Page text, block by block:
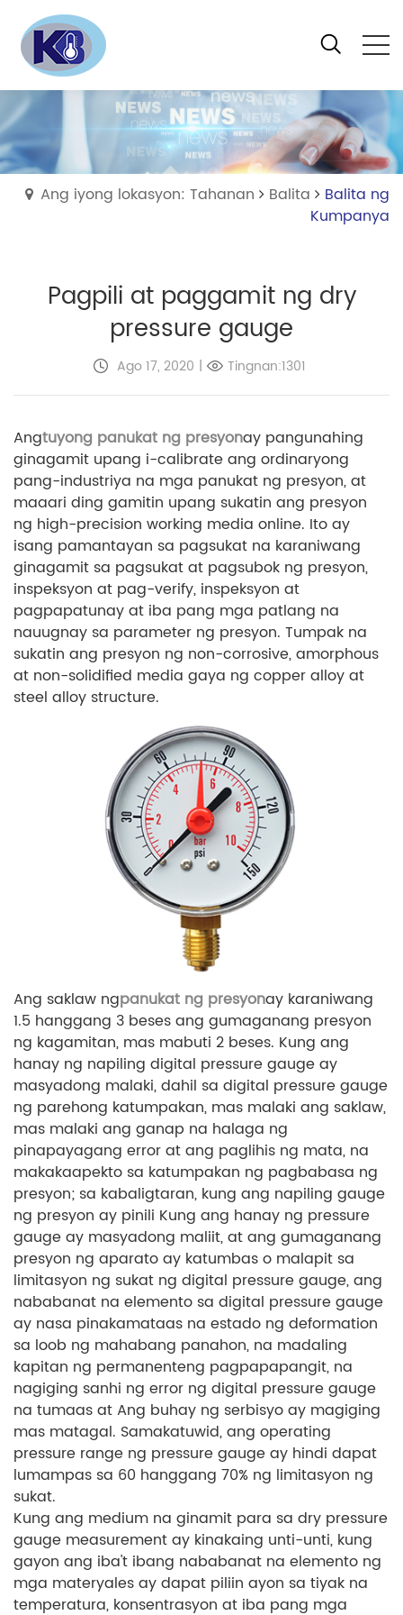
Ang iyong lokasyon: Tahanan Balita
Balita ng
Kumpanya
Pagpili at paggamit ng dry
pressure gauge
Ago 17, 2020 | Tingnan:1301
Angtuyong panukat ng presyonay pangunahing
ginagamit upang i-calibrate ang ordinaryong
pang-industriya na mga panukat ng presyon, at
maaari ding gamitin upang sukatin ang presyon
ng high-precision working media online. Ito ay
isang pamantayan sa pagsukat na karaniwang
ginagamit sa pagsukat at pagsubok ng presyon,
inspeksyon at pag-verify, inspeksyon at
pagpapatunay at iba pang mga patlang na
nauugnay sa parameter ng presyon. Tumpak na
sukatin ang presyon ng non-corrosive, amorphous
at non-solidified media gaya ng copper alloy at
steel alloy structure.
Ang saklaw ngpanukat ng presyonay karaniwang
1.5 hanggang 3 beses ang gumaganang presyon
ng kagamitan, mas mabuti 2 beses. Kung ang
hanay ng napiling digital pressure gauge ay
masyadong malaki, dahil sa digital pressure gauge
ng parehong katumpakan, mas malaki ang saklaw,
mas malaki ang ganap na halaga ng
pinapayagang error at ang paglihis ng mata, na
makakaapekto sa katumpakan ng pagbabasa ng
presyon; sa kabaligtaran, kung ang napiling gauge
ng presyon ay pinili Kung ang hanay ng pressure
gauge ay masyadong maliit, at ang gumaganang
presyon ng aparato ay katumbas o malapit sa
limitasyon ng sukat ng digital pressure gauge, ang
nababanat na elemento sa digital pressure gauge
ay nasa pinakamataas na estado ng deformation
sa loob ng mahabang panahon, na madaling
kapitan ng permanenteng pagpapapangit, na
nagiging sanhi ng error ng digital pressure gauge
na tumaas at Ang buhay ng serbisyo ay magiging
mas matagal. Samakatuwid, ang operating
pressure range ng pressure gauge ay hindi dapat
lumampas sa 60 hanggang 70% ng limitasyon ng
sukat.
Kung ang medium na ginamit para sa dry pressure
gauge measurement ay kinakaing unti-unti, kung
gayon ang iba't ibang nababanat na elemento ng
mga materyales ay dapat piliin ayon sa tiyak na
temperatura, konsentrasyon at iba pang mga